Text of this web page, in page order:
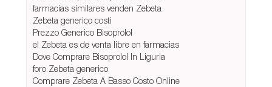
farmacias similares venden Zebeta
Zebeta generico costi
Prezzo Generico Bisoprolol
el Zebeta es de venta libre en farmacias
Dove Comprare Bisoprolol In Liguria
foro Zebeta generico
Comprare Zebeta A Basso Costo Online